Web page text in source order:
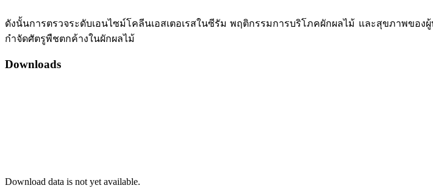
ดังนั้นการตรวจระดับเอนไซม์โคลีนเอสเตอเรสในซีรัม พฤติกรรมการบริโภคผักผลไม้ และสุขภาพขอ
กำจัดศัตรูพืชตกค้างในผักผลไม้
Downloads
Download data is not yet available.